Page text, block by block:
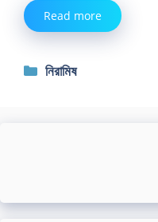
Read more
Categories
নিরামিষ